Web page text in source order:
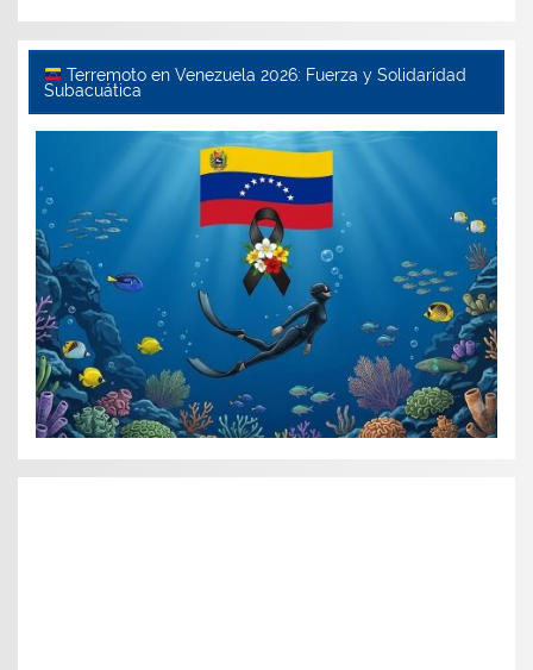
Terremoto en Venezuela 2026: Fuerza y Solidaridad
Subacuática